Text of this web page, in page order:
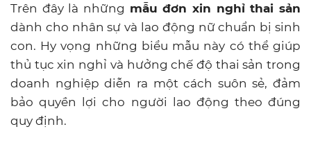
Trên đây là những mẫu đơn xin nghỉ thai sản
dành cho nhân sự và lao động nữ chuẩn bị sinh
con. Hy vọng những biểu mẫu này có thể giúp
thủ tục xin nghỉ và hưởng chế độ thai sản trong
doanh nghiệp diễn ra một cách suôn sẻ, đảm
bảo quyền lợi cho người lao động theo đúng
quy định.